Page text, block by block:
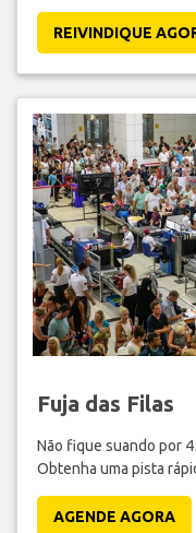
REIVINDIQUE
Fuja das Filas
Não fique suando por
Obtenha uma pista
AGENDE AGORA